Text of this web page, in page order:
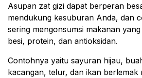
Asupan zat gizi dapat berperan
mendukung kesuburan Anda, dan
sering mengonsumsi makanan
besi, protein, dan antioksidan.
Contohnya yaitu sayuran hijau,
kacangan, telur, dan ikan berlemak